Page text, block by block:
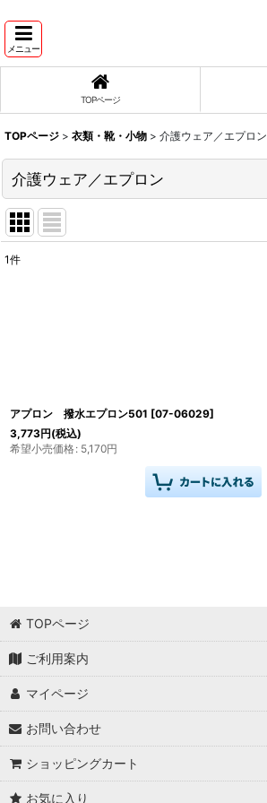
メニュー
TOPページ
TOPページ > 衣類・靴・小物 > 介護ウェア／エプロン
介護ウェア／エプロン
1件
アプロン 撥水エプロン501 [07-06029]
3,773円(税込)
希望小売価格: 5,170円
TOPページ
ご利用案内
マイページ
お問い合わせ
ショッピングカート
お気に入り